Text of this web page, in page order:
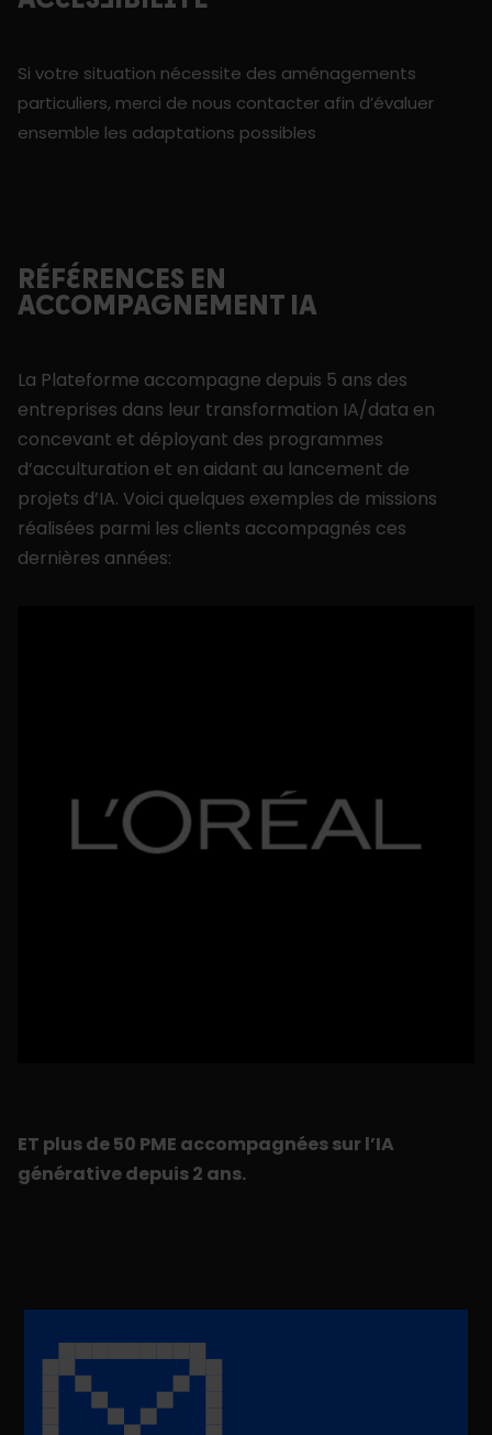
Si votre situation nécessite des aménagements
particuliers, merci de nous contacter afin d’évaluer
ensemble les adaptations possibles
RÉFÉRENCES EN
ACCOMPAGNEMENT IA
La Plateforme accompagne depuis 5 ans des
entreprises dans leur transformation IA/data en
concevant et déployant des programmes
d’acculturation et en aidant au lancement de
projets d’IA. Voici quelques exemples de missions
réalisées parmi les clients accompagnés ces
dernières années:
ET plus de 50 PME accompagnées sur l’IA
générative depuis 2 ans.